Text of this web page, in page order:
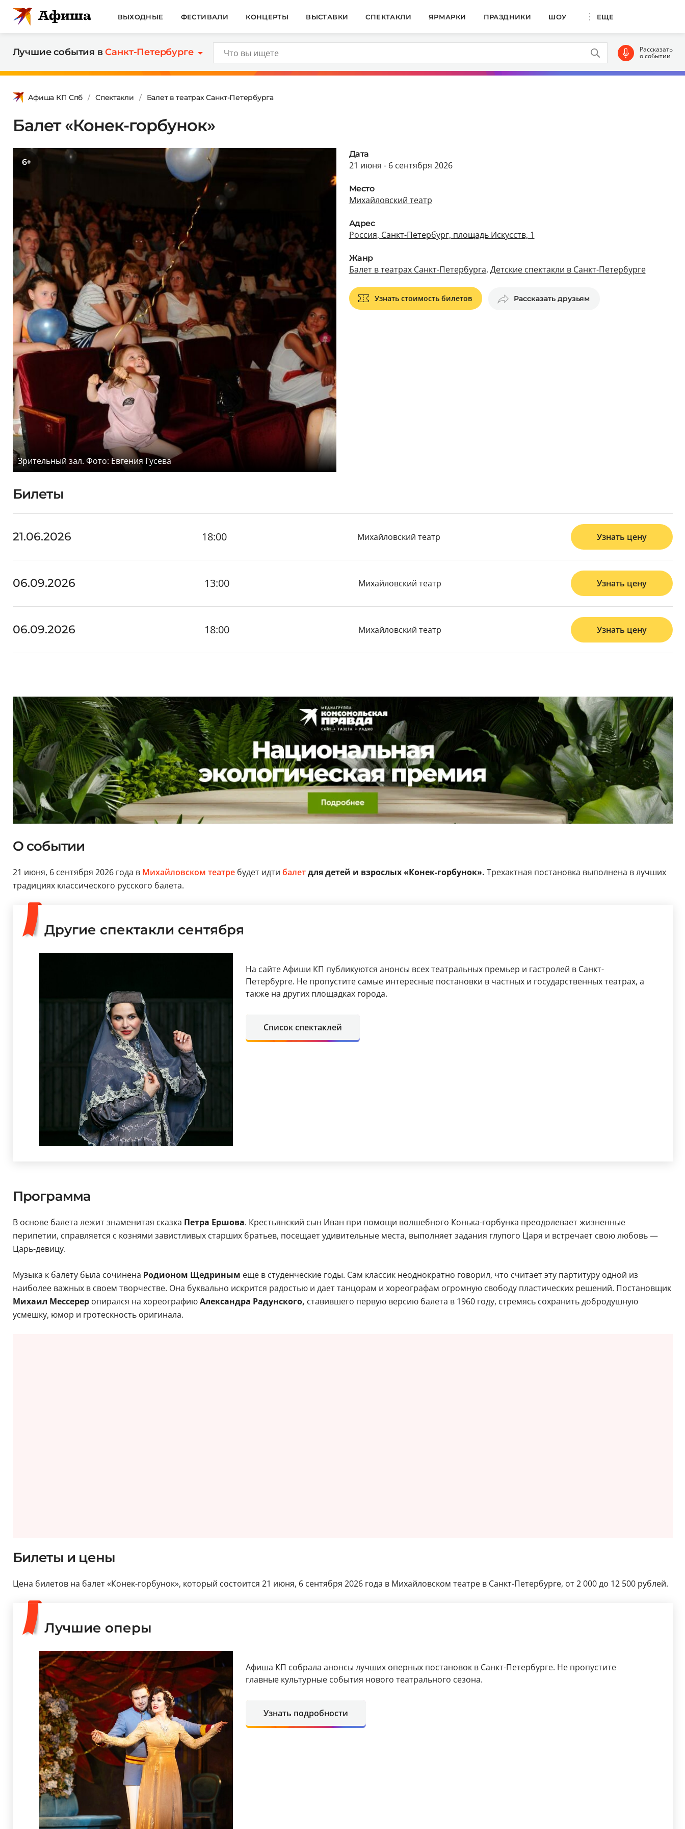
ВЫХОДНЫЕ ФЕСТИВАЛИ КОНЦЕРТЫ ВЫСТАВКИ СПЕКТАКЛИ ЯРМАРКИ ПРАЗДНИКИ ШОУ ЕЩЕ
Лучшие события вСанкт-Петербурге Рассказать
о событии
Афиша КП Спб Спектакли Балет в театрах Санкт-Петербурга
Балет «Конек-горбунок»
6+
Зрительный зал. Фото: Евгения Гусева
Дата
21 июня - 6 сентября 2026
Место
Михайловский театр
Адрес
Россия, Санкт-Петербург, площадь Искусств, 1
Жанр
Балет в театрах Санкт-Петербурга, Детские спектакли в Санкт-Петербурге
Узнать стоимость билетов Рассказать друзьям
Билеты
21.06.2026 18:00 Михайловский театр Узнать цену
06.09.2026 13:00 Михайловский театр Узнать цену
06.09.2026 18:00 Михайловский театр Узнать цену
О событии
21 июня, 6 сентября 2026 года в Михайловском театребудет идти балетдля детей и взрослых «Конек-горбунок». Трехактная постановка выполнена в лучших
традициях классического русского балета.
Другие спектакли сентября
На сайте Афиши КП публикуются анонсы всех театральных премьер и гастролей в Санкт-
Петербурге. Не пропустите самые интересные постановки в частных и государственных театрах, а
также на других площадках города.
Список спектаклей
Программа
В основе балета лежит знаменитая сказка Петра Ершова. Крестьянский сын Иван при помощи волшебного Конька-горбунка преодолевает жизненные
перипетии, справляется с кознями завистливых старших братьев, посещает удивительные места, выполняет задания глупого Царя и встречает свою любовь —
Царь-девицу.
Музыка к балету была сочинена Родионом Щедриным еще в студенческие годы. Сам классик неоднократно говорил, что считает эту партитуру одной из
наиболее важных в своем творчестве. Она буквально искрится радостью и дает танцорам и хореографам огромную свободу пластических решений. Постановщик
Михаил Мессерер опирался на хореографиюАлександра Радунского, ставившего первую версию балета в 1960 году, стремясь сохранить добродушную
усмешку, юмор и гротескность оригинала.
Билеты и цены
Цена билетов на балет «Конек-горбунок», который состоится 21 июня, 6 сентября 2026 года в Михайловском театре в Санкт-Петербурге, от 2 000 до 12 500 рублей.
Лучшие оперы
Афиша КП собрала анонсы лучших оперных постановок в Санкт-Петербурге. Не пропустите
главные культурные события нового театрального сезона.
Узнать подробности